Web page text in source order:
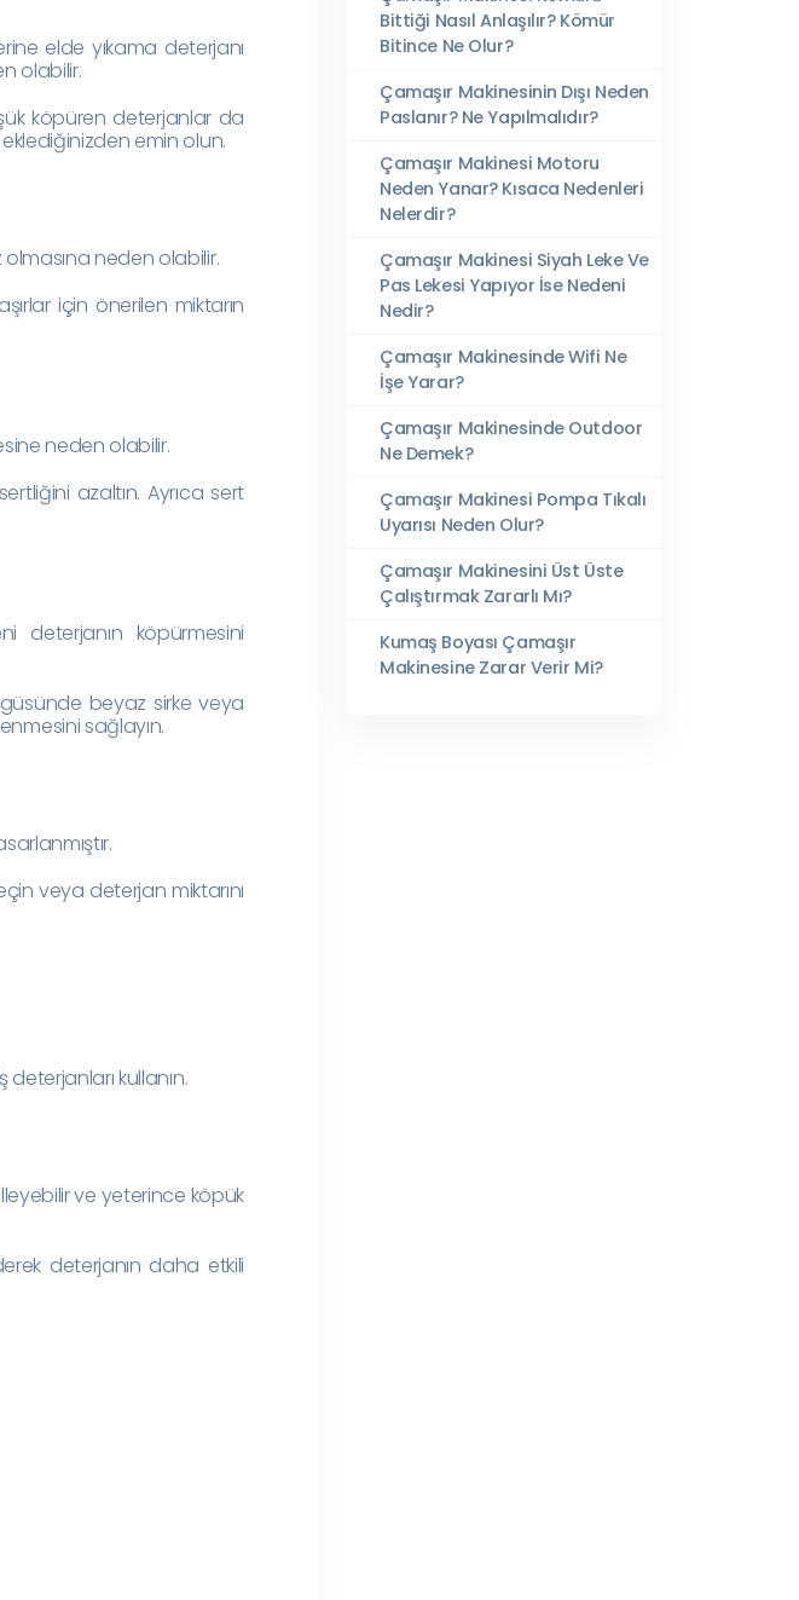
elde yıkama deterjanı
olabilir.
köpüren deterjanlar da
emin olun.
olmasına neden olabilir.
için önerilen miktarın
neden olabilir.
azaltın. Ayrıca sert
deterjanın köpürmesini
beyaz sirke veya
sağlayın.
veya deterjan miktarını
kullanın.
ve yeterince köpük
deterjanın daha etkili
Bittiği Nasıl Anlaşılır? Kömür
Bitince Ne Olur?
Çamaşır Makinesinin Dışı Neden
Paslanır? Ne Yapılmalıdır?
Çamaşır Makinesi Motoru
Neden Yanar? Kısaca Nedenleri
Nelerdir?
Çamaşır Makinesi Siyah Leke Ve
Pas Lekesi Yapıyor İse Nedeni
Nedir?
Çamaşır Makinesinde Wifi Ne
İşe Yarar?
Çamaşır Makinesinde Outdoor
Ne Demek?
Çamaşır Makinesi Pompa Tıkalı
Uyarısı Neden Olur?
Çamaşır Makinesini Üst Üste
Çalıştırmak Zararlı Mı?
Kumaş Boyası Çamaşır
Makinesine Zarar Verir Mi?